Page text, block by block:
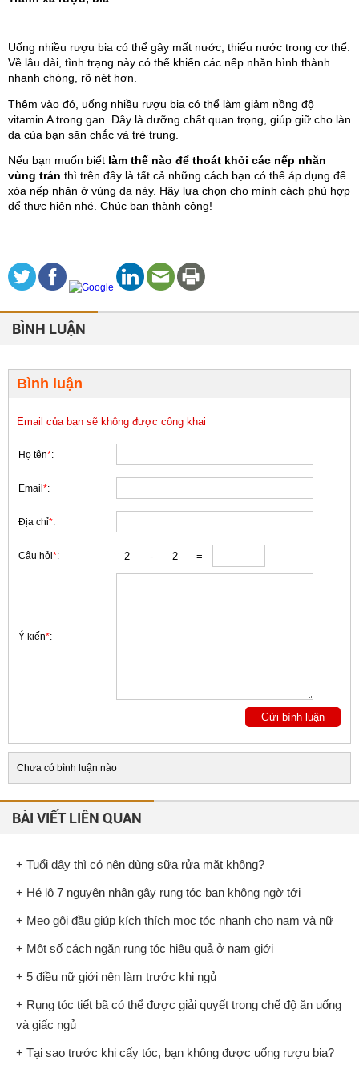
Uống nhiều rượu bia có thể gây mất nước, thiếu nước trong cơ thể.
Về lâu dài, tình trạng này có thể khiến các nếp nhăn hình thành
nhanh chóng, rõ nét hơn.
Thêm vào đó, uống nhiều rượu bia có thể làm giảm nồng độ
vitamin A trong gan. Đây là dưỡng chất quan trọng, giúp giữ cho làn
da của bạn săn chắc và trẻ trung.
Nếu bạn muốn biết làm thế nào để thoát khỏi các nếp nhăn
vùng trán thì trên đây là tất cả những cách bạn có thể áp dụng để
xóa nếp nhăn ở vùng da này. Hãy lựa chọn cho mình cách phù hợp
để thực hiện nhé. Chúc bạn thành công!
BÌNH LUẬN
Bình luận
Email của bạn sẽ không được công khai
Họ tên*:
Email *:
Địa chỉ*:
Câu hỏi*:
Ý kiến*:
Chưa có bình luận nào
BÀI VIẾT LIÊN QUAN
+ Tuổi dậy thì có nên dùng sữa rửa mặt không?
+ Hé lộ 7 nguyên nhân gây rụng tóc bạn không ngờ tới
+ Mẹo gội đầu giúp kích thích mọc tóc nhanh cho nam và nữ
+ Một số cách ngăn rụng tóc hiệu quả ở nam giới
+ 5 điều nữ giới nên làm trước khi ngủ
+ Rụng tóc tiết bã có thể được giải quyết trong chế độ ăn uống
và giấc ngủ
+ Tại sao trước khi cấy tóc, bạn không được uống rượu bia?